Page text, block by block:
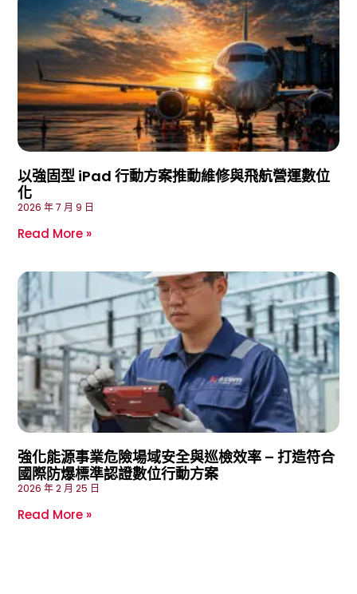
以強固型 iPad 行動方案推動維修與飛航營運數位
化
2026 年 7 月 9 日
Read More »
強化能源事業危險場域安全與巡檢效率 – 打造符合
國際防爆標準認證數位行動方案
2026 年 2 月 25 日
Read More »